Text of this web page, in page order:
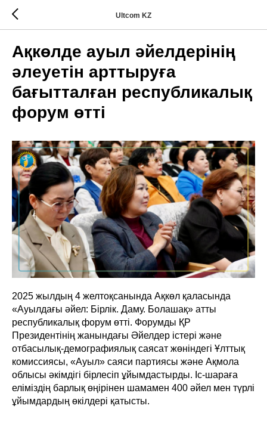
Ultcom KZ
Ақкөлде ауыл әйелдерінің
әлеуетін арттыруға
бағытталған республикалық
форум өтті
2025 жылдың 4 желтоқсанында Ақкөл қаласында
«Ауылдағы әйел: Бірлік. Даму. Болашақ» атты
республикалық форум өтті. Форумды ҚР
Президентінің жанындағы Әйелдер істері және
отбасылық-демографиялық саясат жөніндегі Ұлттық
комиссиясы, «Ауыл» саяси партиясы және Ақмола
облысы әкімдігі бірлесіп ұйымдастырды. Іс-шараға
еліміздің барлық өңірінен шамамен 400 әйел мен түрлі
ұйымдардың өкілдері қатысты.